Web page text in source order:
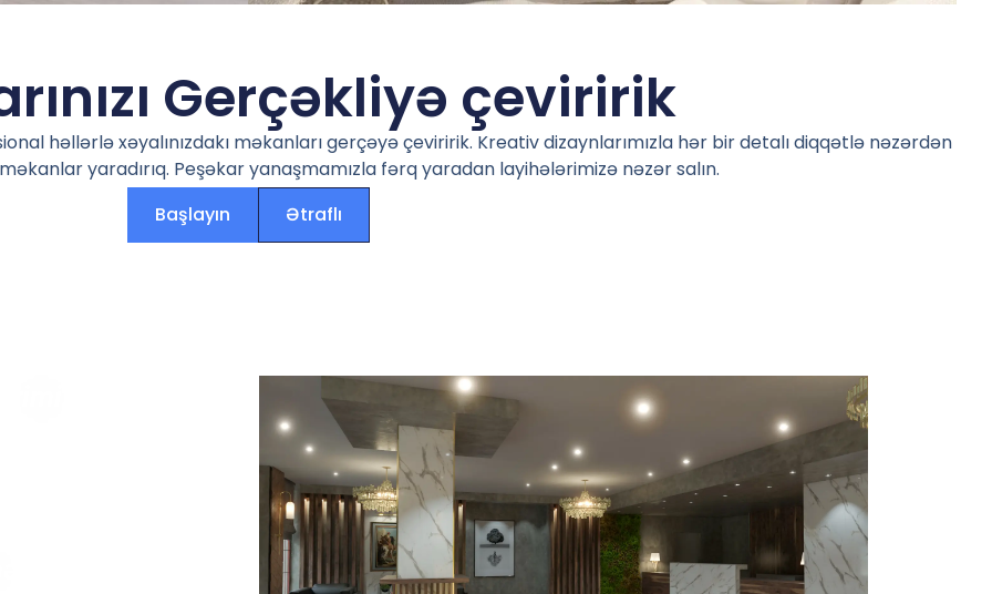
Gerçəkliyə çeviririk
həllərlə xəyalınızdakı məkanları gerçəyə çeviririk. Kreativ dizaynlarımızla hər bir detalı diqqətlə nəzərdən
yaradırıq. Peşəkar yanaşmamızla fərq yaradan layihələrimizə nəzər salın.
Başlayın
Ətraflı